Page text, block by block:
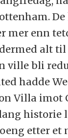
De
mer enn
alt
ville bli
hadde
Villa imot
historie
etter et